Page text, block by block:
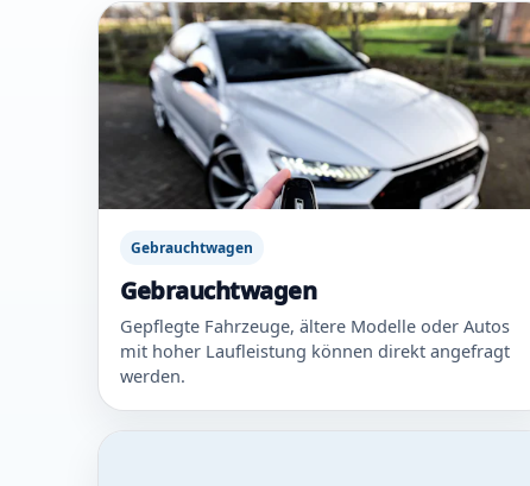
Gebrauchtwagen
Gebrauchtwagen
Gepflegte Fahrzeuge, ältere Modelle oder Autos
mit hoher Laufleistung können direkt angefragt
werden.